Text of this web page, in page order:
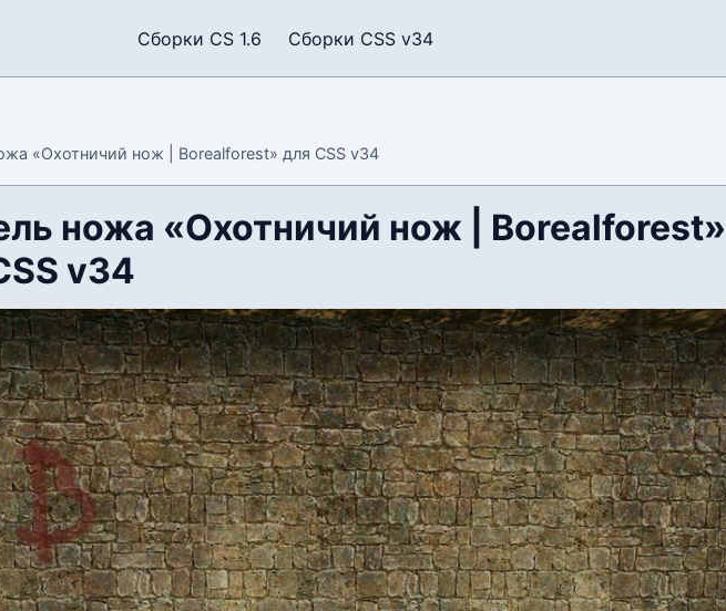
Сборки CS 1.6 Сборки CSS v34
«Охотничий нож | Borealforest» для CSS v34
ножа «Охотничий нож | Borealforest»
v34